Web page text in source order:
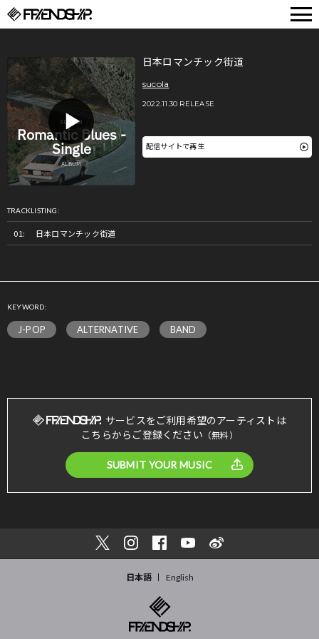
日本ロマンチック街道
sucola
2022.11.30 RELEASE
配信サイトで再生
TRACKLISTING:
日本ロマンチック街道
KEYWORD:
J-POP ALTERNATIVE BAND
サービスをご利用希望のアーティストは
こちらからご登録ください （無料）
SUBMIT YOUR MUSIC
日本語 English